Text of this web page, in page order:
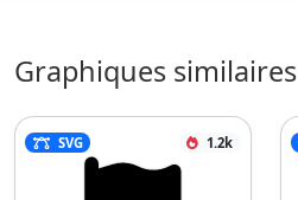
Graphiques similaires
SVG 1.2k